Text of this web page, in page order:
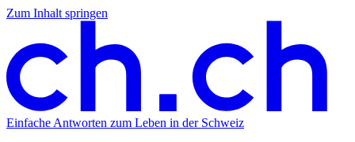
Zum Inhalt springen
Zum
springen
Zur
springen
Zur
springen
Zur
springen
Einfache Antworten zum Leben in der Schweiz